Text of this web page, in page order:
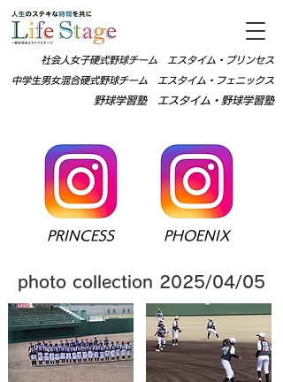
社会人女子硬式野球チーム エスタイム・プリンセス
中学生男女混合硬式野球チーム エスタイム・フェニックス
野球学習塾 エスタイム・野球学習塾
PHOENIX
PRINCESS
photo collection 2025/04/05